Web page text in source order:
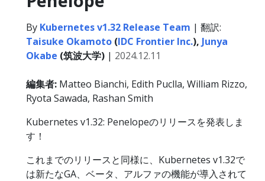
By Kubernetes v1.32 Release Team | 翻訳:
Taisuke Okamoto (IDC Frontier Inc.), Junya
Okabe (筑波大学) | 2024.12.11
編集者: Matteo Bianchi, Edith Puclla, William Rizzo,
Ryota Sawada, Rashan Smith
Kubernetes v1.32: Penelopeのリリースを発表しま
す！
これまでのリリースと同様に、Kubernetes v1.32で
は新たなGA、ベータ、アルファの機能が導入されて